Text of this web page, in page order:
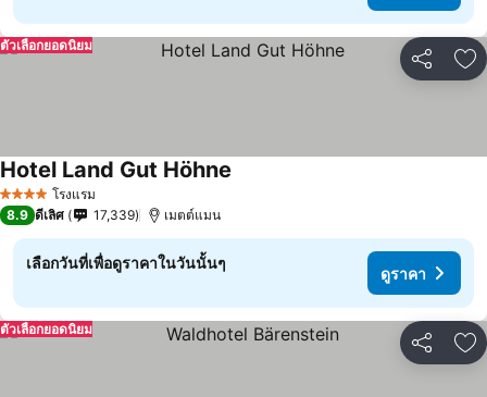
แชร์ เ
ตัวเลือกยอดนิยม
4 ดาว โรงแรม
Hotel Land Gut Höhne
8.9 ดีเลิศ 17,339 เมตต์แมน
เลือกวันที่เพื่อดูราคาในวันนั้นๆ
ดูราคา
แชร์ เ
ตัวเลือกยอดนิยม